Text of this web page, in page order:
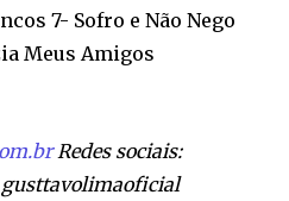
7- Sofro e Não Nego
Meus Amigos
Redes sociais: